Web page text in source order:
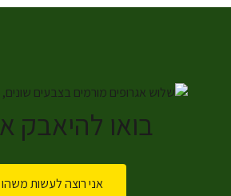
בואו להיאבק
אני רוצה לעשות משהו